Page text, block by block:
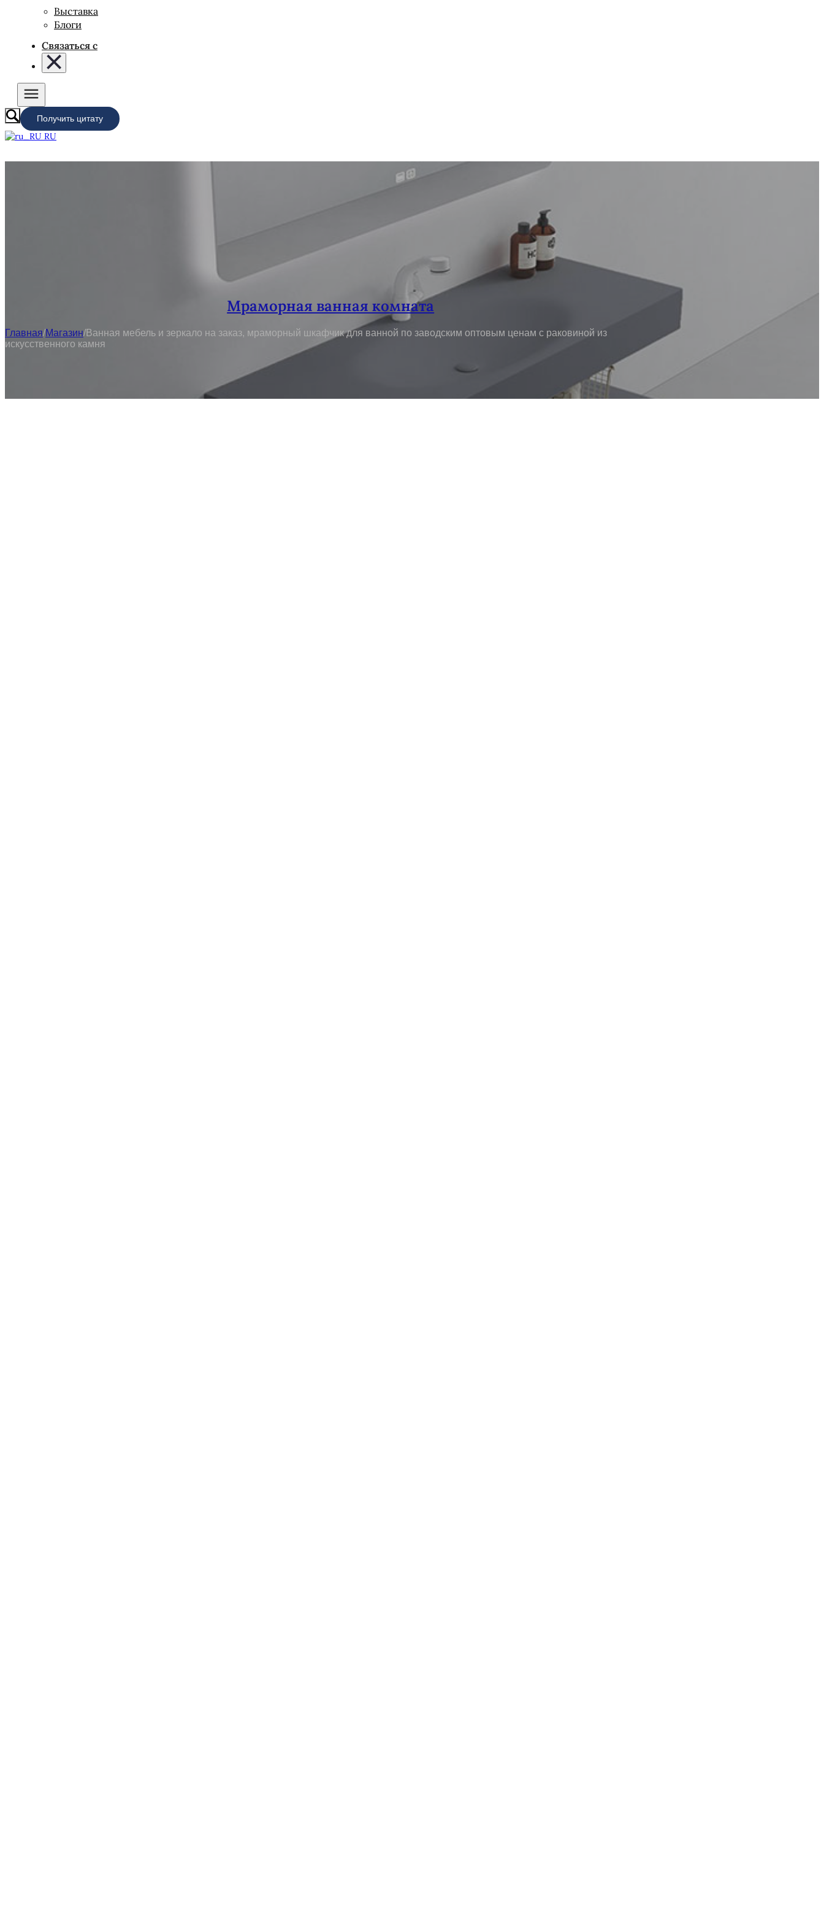
Выставка
Блоги
Связаться с
Получить цитату
RU
Мраморная ванная комната
Главная/Магазин/Ванная мебель и зеркало на заказ, мраморный шкафчик для ванной по заводским оптовым ценам с раковиной из
искусственного камня